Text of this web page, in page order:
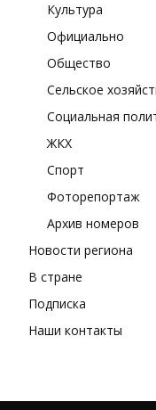
Культура
Официально
Общество
Сельское
Социальная
ЖКХ
Спорт
Фоторепортаж
Архив номеров
Новости региона
В стране
Подписка
Наши контакты